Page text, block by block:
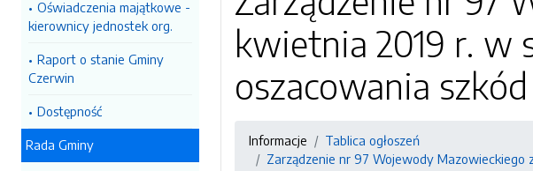
Oświadczenia majątkowe -
kierownicy jednostek org.
Raport o stanie Gminy
Czerwin
Dostępność
Rada Gminy
kwietnia 2019 r. w
oszacowania szkód
Informacje
Tablica ogłoszeń
Zarządzenie nr 97 Wojewody Mazowieckiego